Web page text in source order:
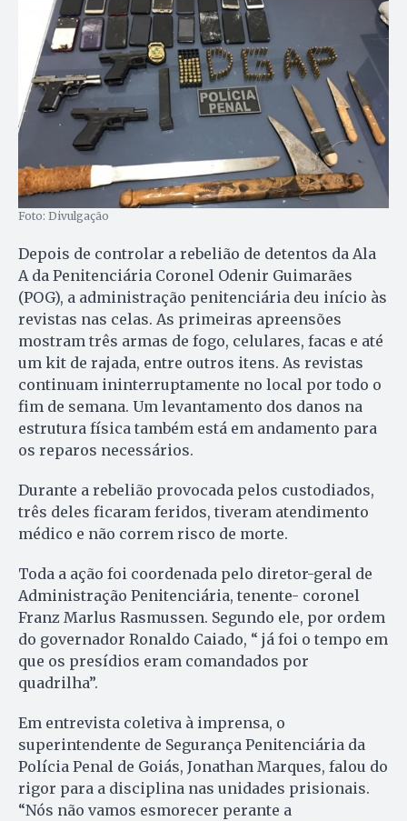
Foto: Divulgação
Depois de controlar a rebelião de detentos da Ala
A da Penitenciária Coronel Odenir Guimarães
(POG), a administração penitenciária deu início às
revistas nas celas. As primeiras apreensões
mostram três armas de fogo, celulares, facas e até
um kit de rajada, entre outros itens. As revistas
continuam ininterruptamente no local por todo o
fim de semana. Um levantamento dos danos na
estrutura física também está em andamento para
os reparos necessários.
Durante a rebelião provocada pelos custodiados,
três deles ficaram feridos, tiveram atendimento
médico e não correm risco de morte.
Toda a ação foi coordenada pelo diretor-geral de
Administração Penitenciária, tenente- coronel
Franz Marlus Rasmussen. Segundo ele, por ordem
do governador Ronaldo Caiado, “ já foi o tempo em
que os presídios eram comandados por
quadrilha”.
Em entrevista coletiva à imprensa, o
superintendente de Segurança Penitenciária da
Polícia Penal de Goiás, Jonathan Marques, falou do
rigor para a disciplina nas unidades prisionais.
“Nós não vamos esmorecer perante a